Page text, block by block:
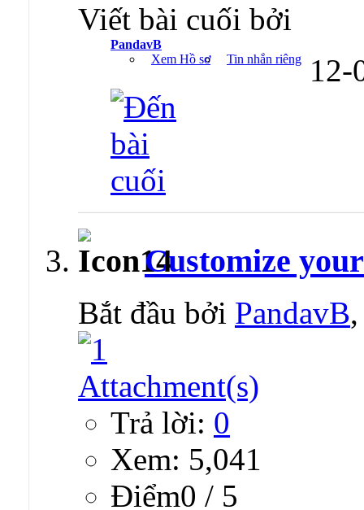
Viết bài cuối bởi
PandavB
Xem Hồ sơ
Tin nhắn riêng
Customize
Bắt đầu bởi PandavB
Trả lời: 0
Xem: 5,041
Ðiểm0 / 5